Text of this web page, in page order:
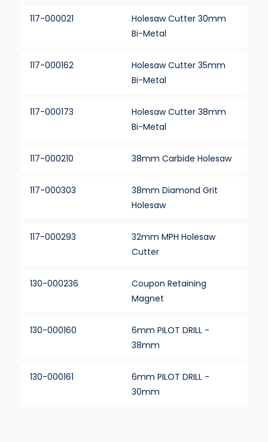
117-000021
Holesaw Cutter 30mm
Bi-Metal
117-000162
Holesaw Cutter 35mm
Bi-Metal
117-000173
Holesaw Cutter 38mm
Bi-Metal
117-000210 38mm Carbide Holesaw
117-000303
38mm Diamond Grit
Holesaw
117-000293
32mm MPH Holesaw
Cutter
130-000236
Coupon Retaining
Magnet
130-000160
6mm PILOT DRILL -
38mm
130-000161
6mm PILOT DRILL -
30mm